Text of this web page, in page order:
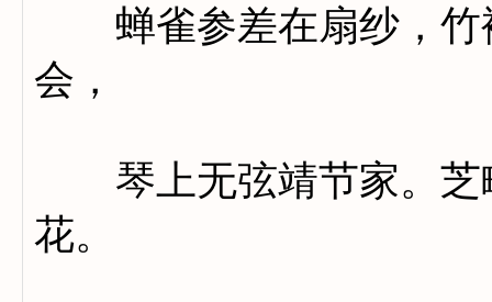
蝉雀参差在扇纱，竹
会，
琴上无弦靖节家。芝
花。